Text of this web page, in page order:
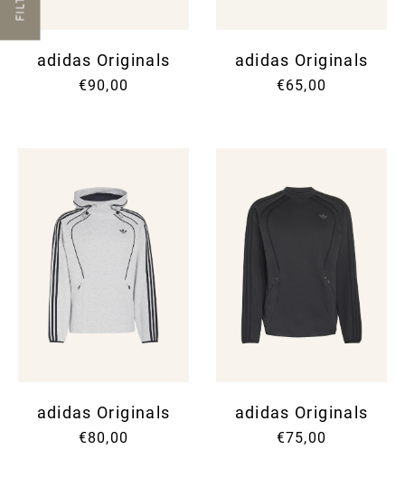
adidas Originals
€90,00
adidas Originals
€65,00
adidas Originals
€80,00
adidas Originals
€75,00